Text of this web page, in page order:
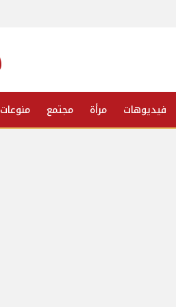
فيديوهات مرأة مجتمع منوعات